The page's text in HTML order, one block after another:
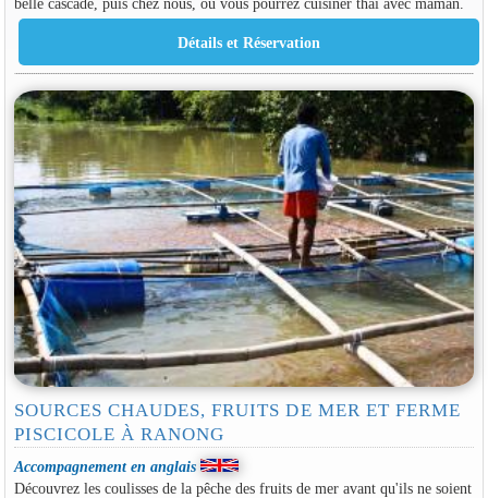
SOURCES CHAUDES, FRUITS DE MER ET FERME
PISCICOLE À RANONG
Accompagnement en anglais
Découvrez les coulisses de la pêche des fruits de mer avant qu'ils ne soient